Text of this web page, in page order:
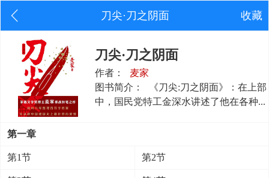
刀尖·刀之阴面 收藏
刀尖·刀之阴面
作者：
麦家
图书简介：
《刀尖:刀之阴面》：在上部
中，国民党特工金深水讲述了他在各种...
第一章
第1节 第2节